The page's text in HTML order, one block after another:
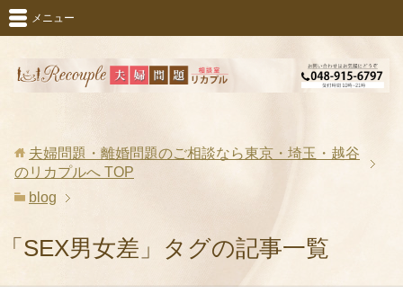
メニュー
夫婦問題・離婚問題のご相談なら東京・埼玉・越谷
のリカプルへ TOP
blog
「SEX男女差」タグの記事一覧